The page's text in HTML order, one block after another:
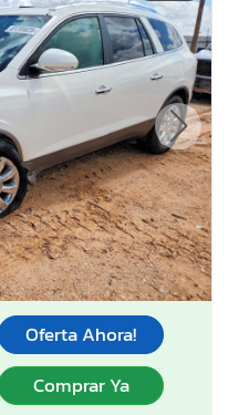
Oferta Ahora!
Comprar Ya